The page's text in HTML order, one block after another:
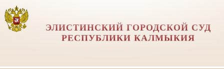
ЭЛИСТИНСКИЙ ГОРОДСКОЙ СУД
РЕСПУБЛИКИ КАЛМЫКИЯ